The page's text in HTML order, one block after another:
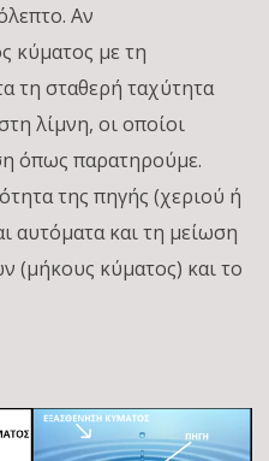
Αν
κύματος με τη
τη σταθερή ταχύτητα
λίμνη, οι οποίοι
όπως παρατηρούμε.
της πηγής (χεριού ή
αυτόματα και τη μείωση
(μήκους κύματος) και το